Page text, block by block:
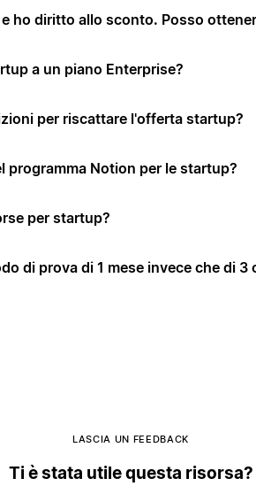
ho diritto allo sconto. Posso
a un piano Enterprise?
per riscattare l'offerta startup?
programma Notion per le startup?
per startup?
di prova di 1 mese invece che di 3
LASCIA UN FEEDBACK
Ti è stata utile questa risorsa?